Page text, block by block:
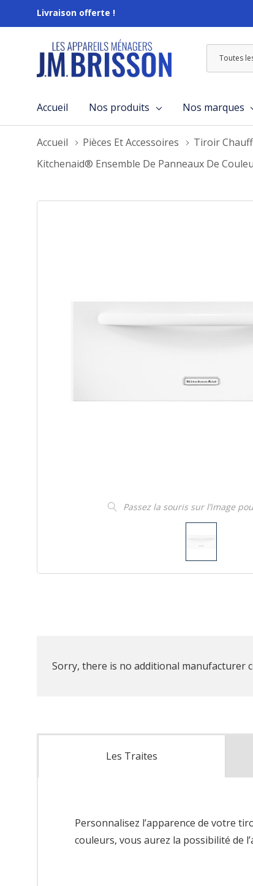
Livraison offerte !
Toutes
les
Rechercher
Accueil Nos produits Nos marques
Accueil Pièces Et Accessoires Tiroir
Kitchenaid® Ensemble De Panneaux De
Passez la souris sur l’image
Sorry, there is no additional manufacturer
Les Traites
Personnalisez l’apparence de votre
couleurs, vous aurez la possibilité de